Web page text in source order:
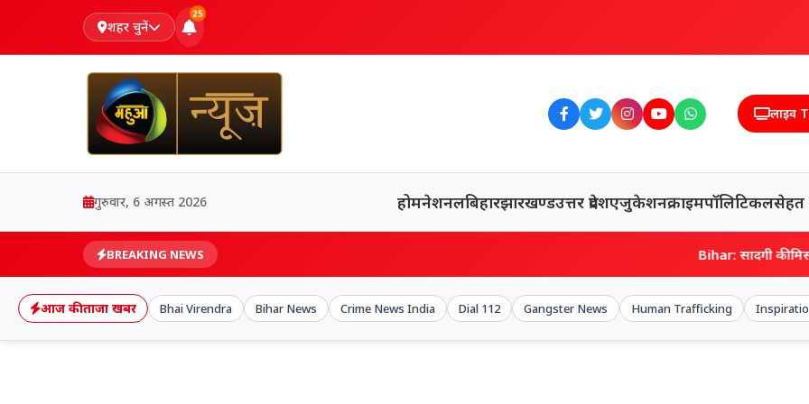
शहर चुनें
25
लाइव
गुरुवार, 6 अगस्त 2026 होमनेशनलबिहारझारखण्डउत्तर प्रदेशएजुकेशनक्राइमपॉलिटिकलसेहत
BREAKING NEWS Bihar: सादगी की मिसाल बने
आज की ताजा खबर Bhai Virendra Bihar News Crime News India Dial 112 Gangster News Human Trafficking